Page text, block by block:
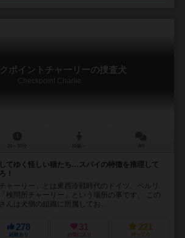
ポイントチャーリーの捜査犬
Checkpoint Charlie
てゆく怪しい猫たち…スパイの特徴を推理して
！
ャーリー」とは東西冷戦時代のドイツ、ベルリ
検問所チャーリー」という場所の事です。 この
んは犬側の組織に所属してお...
278
経験あり
31
お気に入り
221
持ってる